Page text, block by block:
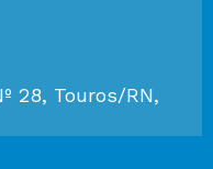
28, Touros/RN,